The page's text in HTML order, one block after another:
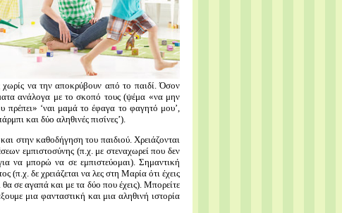
χωρίς να την αποκρύβουν από το παιδί. Όσον
ανάλογα με το σκοπό τους (ψέμα «να μην
‘ναι μαμά το έφαγα το φαγητό μου’,
και δύο αληθινές πισίνες’).
στην καθοδήγηση του παιδιού. Χρειάζονται
εμπιστοσύνης (π.χ. με στεναχωρεί που δεν
να μπορώ να σε εμπιστεύομαι). Σημαντική
(π.χ. δε χρειάζεται να λες στη Μαρία ότι έχεις
σε αγαπά και με τα δύο που έχεις). Μπορείτε
μια φανταστική και μια αληθινή ιστορία